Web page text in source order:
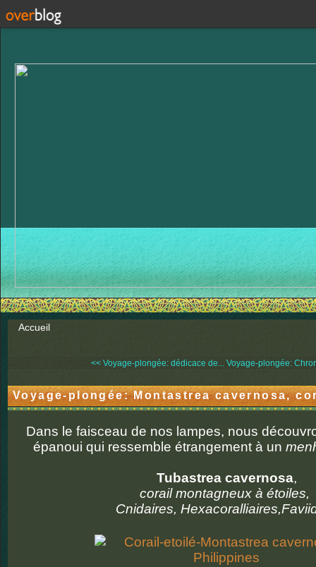
Accueil
<< Voyage-plongée: dédicace de... Voyage-plongée:
Voyage-plongée: Montastrea cavernosa,
Dans le faisceau de nos lampes, nous
épanoui qui ressemble étrangement à un
Tubastrea cavernosa,
corail montagneux à étoiles,
Cnidaires,